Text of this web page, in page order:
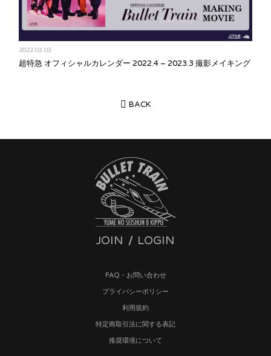
2022.03.03
超特急 オフィシャルカレンダー 2022.4 – 2023.3 撮影メイキング
BACK
JOIN LOGIN
FAQ・お問い合わせ
プライバシーポリシー
利用規約
特定商取引法に関する表記
推奨環境について